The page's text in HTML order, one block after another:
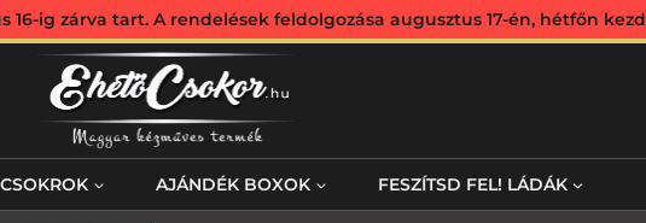
ig zárva tart. A rendelések feldolgozása augusztus 17-én, hétfőn
AJÁNDÉK BOXOK FESZÍTSD FEL! LÁDÁK